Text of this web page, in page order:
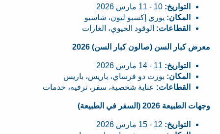
التواريخ:
المكان: يوري إكسبو ليون، شاسيو
القطاعات: الوقود الحيوي، الغازات
معرض كبار السن (صالون كبار السن) 2026
التواريخ:
المكان: بورت دو فرساي، باريس، باريس
القطاعات: عناية شخصية، سفر، ترفيه، خدمات
وجهات الطبيعة 2026 (السفر في الطبيعة)
التواريخ: